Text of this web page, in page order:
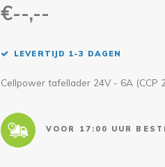
€--,--
LEVERTIJD 1-3 DAGEN
Cellpower tafellader 24V - 6A (CCP
VOOR 17:00 UUR